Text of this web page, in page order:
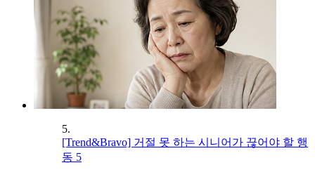
5.
[Trend&Bravo] 거절 못 하는 시니어가 끊어야 할 행
동 5